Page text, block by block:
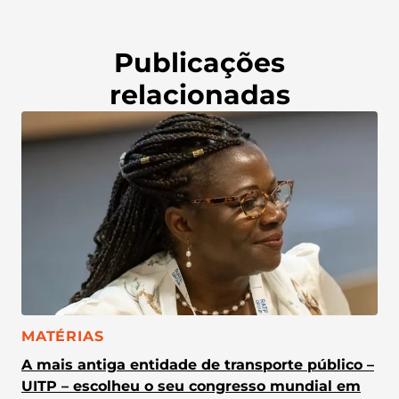
Publicações
relacionadas
CATEGORIA:
MATÉRIAS
A mais antiga entidade de transporte público –
UITP – escolheu o seu congresso mundial em